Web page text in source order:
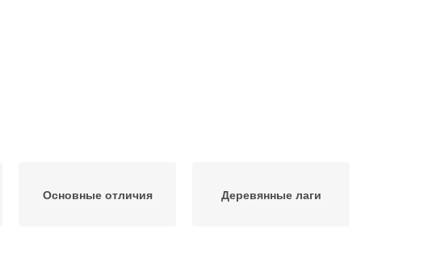
Основные отличия Деревянные лаги